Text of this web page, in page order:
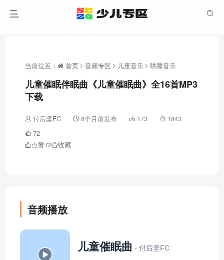
当前位置： 首页 音频专区 儿童音乐 哄睡音乐
儿童催眠伴眠曲《儿童催眠曲》全16首MP3
下载
付后坚FC 8个月前发布 173
1843
72
点赞72 收藏
音频播放
儿童催眠曲 - 付后坚FC